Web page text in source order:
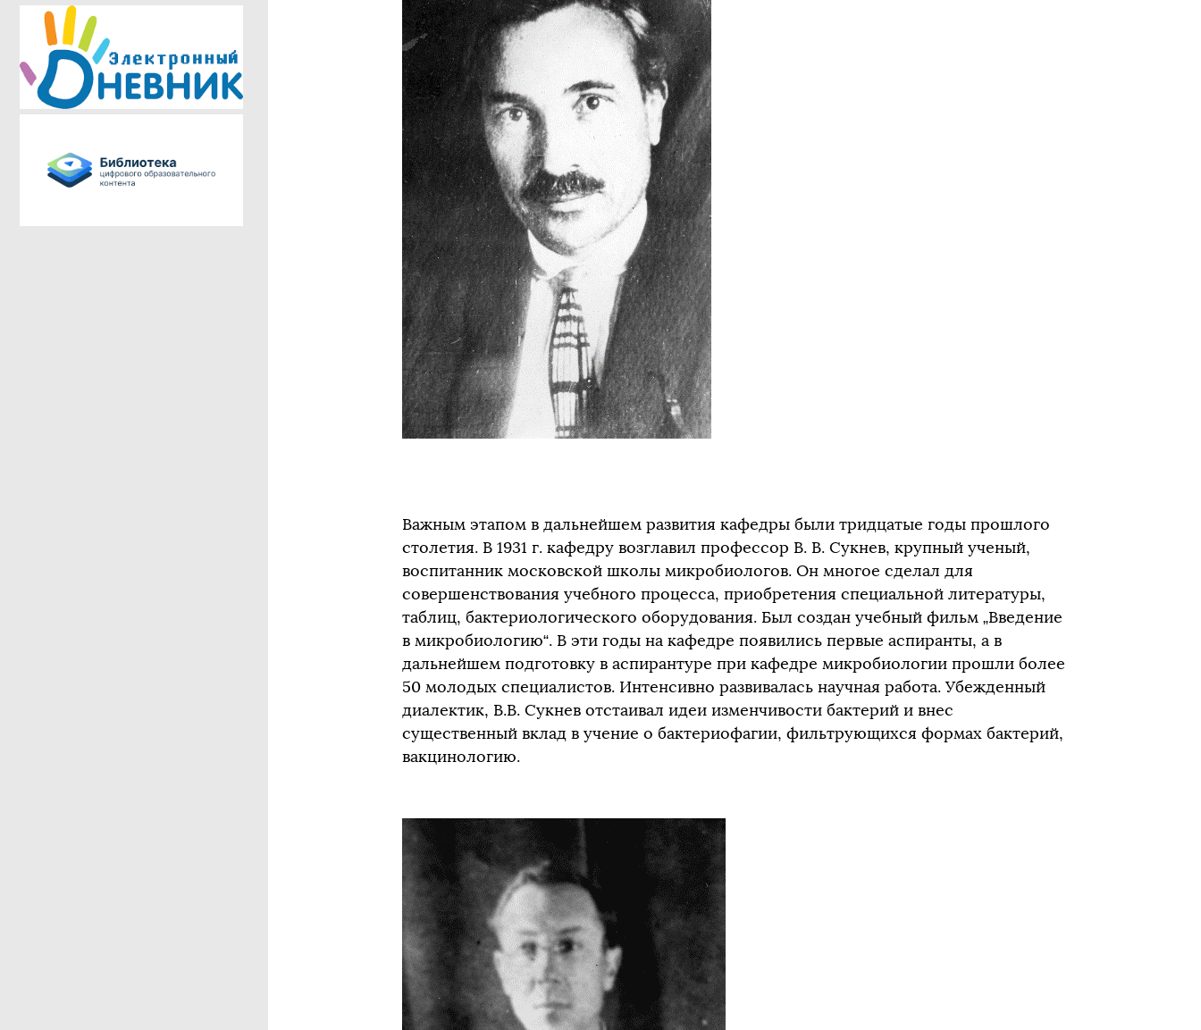
Важным этапом в дальнейшем развития кафедры были тридцатые годы прошлого
столетия. В 1931 г. кафедру возглавил профессор В. В. Сукнев, крупный ученый,
воспитанник московской школы микробиологов. Он многое сделал для
совершенствования учебного процесса, приобретения специальной литературы,
таблиц, бактериологического оборудования. Был создан учебный фильм „Введение
в микробиологию“. В эти годы на кафедре появились первые аспиранты, а в
дальнейшем подготовку в аспирантуре при кафедре микробиологии прошли более
50 молодых специалистов. Интенсивно развивалась научная работа. Убежденный
диалектик, В.В. Сукнев отстаивал идеи изменчивости бактерий и внес
существенный вклад в учение о бактериофагии, фильтрующихся формах бактерий,
вакцинологию.